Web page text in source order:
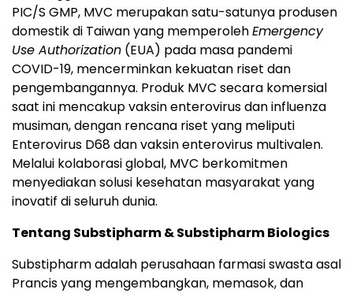
PIC/S GMP, MVC merupakan satu-satunya produsen
domestik di Taiwan yang memperolehEmergency
Use Authorization (EUA) pada masa pandemi
COVID-19, mencerminkan kekuatan riset dan
pengembangannya. Produk MVC secara komersial
saat ini mencakup vaksin enterovirus dan influenza
musiman, dengan rencana riset yang meliputi
Enterovirus D68 dan vaksin enterovirus multivalen.
Melalui kolaborasi global, MVC berkomitmen
menyediakan solusi kesehatan masyarakat yang
inovatif di seluruh dunia.
Tentang Substipharm & Substipharm Biologics
Substipharm adalah perusahaan farmasi swasta asal
Prancis yang mengembangkan, memasok, dan